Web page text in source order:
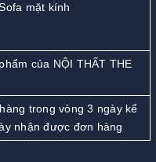
mặt kính
của NỘI THẤT THE
trong vòng 3 ngày kể
nhận được đơn hàng